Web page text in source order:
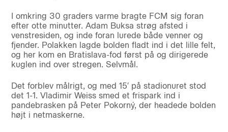
I omkring 30 graders varme bragte FCM sig foran
efter otte minutter. Adam Buksa strøg afsted i
venstresiden, og inde foran lurede både venner og
fjender. Polakken lagde bolden fladt ind i det lille felt,
og her kom en Bratislava-fod først på og dirigerede
kuglen ind over stregen. Selvmål.
Det forblev målrigt, og med 15′ på stadionuret stod
det 1-1. Vladimir Weiss smed et frispark ind i
pandebrasken på Peter Pokorný, der headede bolden
højt i netmaskerne.